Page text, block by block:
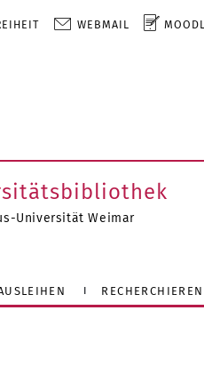
WEBMAIL
Universität Weimar
RECHERCHIEREN